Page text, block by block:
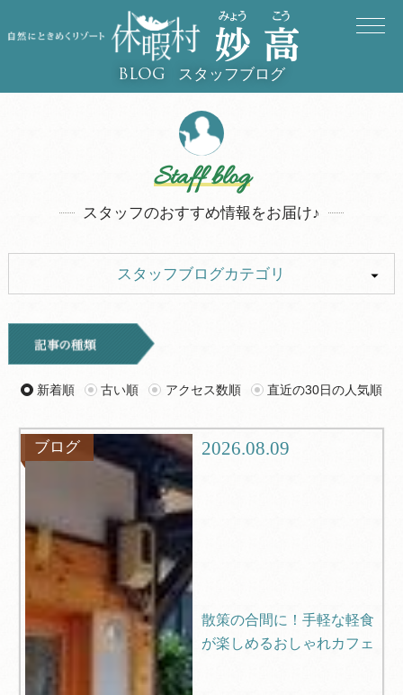
BLOG スタッフブログ
Staff blog
スタッフのおすすめ情報をお届け♪
スタッフブログカテゴリ
イベント
旅行記 ツアー
グルメ
ブログ
新着順 古い順 アクセス数順 直近の30日の人気順
ブログ 2026.08.09
散策の合間に！手軽な軽食
が楽しめるおしゃれカフェ